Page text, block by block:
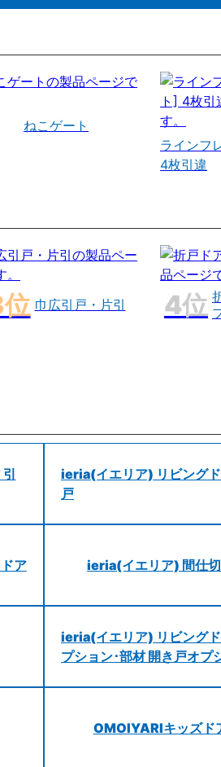
ねこゲート
ラインフ
4枚引違
巾広引戸・片引
ieria(イエリア) リビング
戸
ア ieria(イエリア) 間仕
ieria(イエリア) リビング
プション･部材 開き戸オプ
OMOIYARIキッズド